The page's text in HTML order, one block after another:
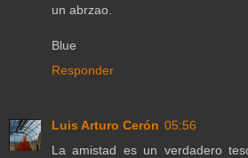
un abrzao.
Blue
Responder
Luis Arturo Cerón 05:56
La amistad es un verdadero